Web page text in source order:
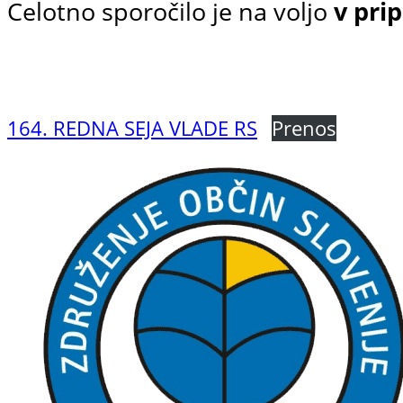
Celotno sporočilo je na voljo v
164. REDNA SEJA VLADE RS Prenos